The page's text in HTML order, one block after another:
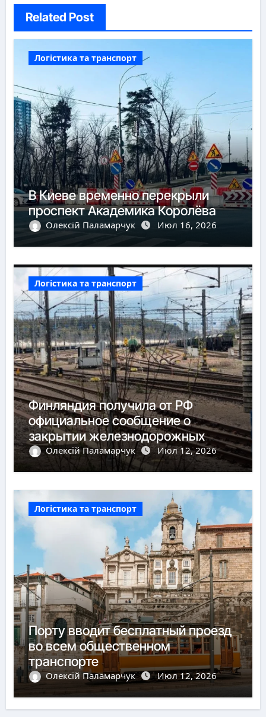
Related Post
Логістика та транспорт
В Киеве временно перекрыли
проспект Академика Королёва
Олексій Паламарчук Июл 16, 2026
Логістика та транспорт
Финляндия получила от РФ
официальное сообщение о
закрытии железнодорожных
пунктов пропуска
Олексій Паламарчук Июл 12, 2026
Логістика та транспорт
Порту вводит бесплатный проезд
во всем общественном
транспорте
Олексій Паламарчук Июл 12, 2026